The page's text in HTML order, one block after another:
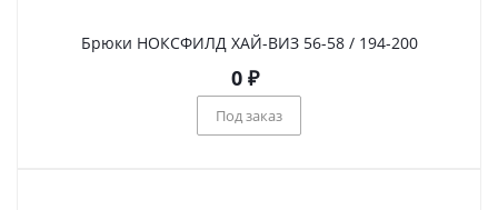
Брюки НОКСФИЛД ХАЙ-ВИЗ 56-58 / 194-200
0 ₽
Под заказ